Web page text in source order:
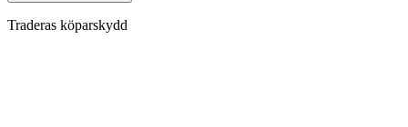
Traderas köparskydd